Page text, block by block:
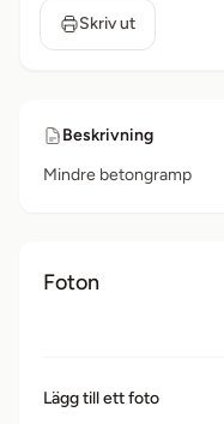
Skriv ut
Beskrivning
Mindre betongramp
Foton
Lägg till ett foto